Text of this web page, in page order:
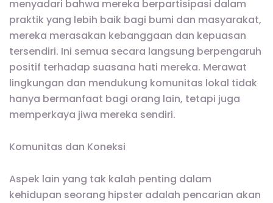
menyadari bahwa mereka berpartisipasi dalam
praktik yang lebih baik bagi bumi dan masyarakat,
mereka merasakan kebanggaan dan kepuasan
tersendiri. Ini semua secara langsung berpengaruh
positif terhadap suasana hati mereka. Merawat
lingkungan dan mendukung komunitas lokal tidak
hanya bermanfaat bagi orang lain, tetapi juga
memperkaya jiwa mereka sendiri.
Komunitas dan Koneksi
Aspek lain yang tak kalah penting dalam
kehidupan seorang hipster adalah pencarian akan